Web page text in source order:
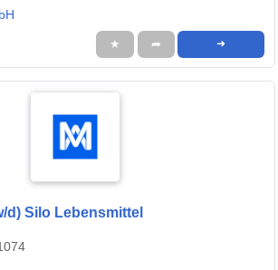
★ ➦ ➜
d) Silo Lebensmittel